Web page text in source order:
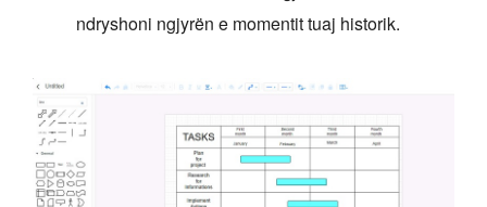
ndryshoni ngjyrën e momentit tuaj historik.